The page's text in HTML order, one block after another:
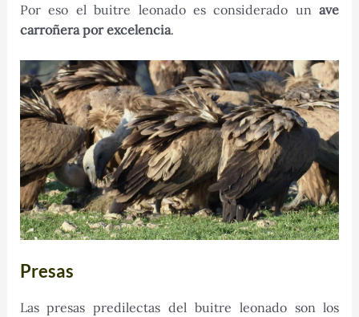
Por eso el buitre leonado es considerado unave
carroñera por excelencia.
Presas
Las presas predilectas del buitre leonado son los